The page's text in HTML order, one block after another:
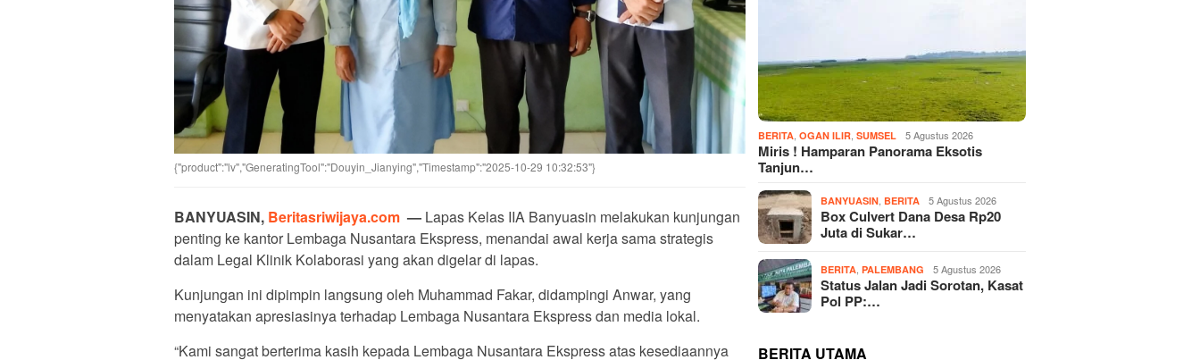
{"product":"lv","GeneratingTool":"Douyin_Jianying","Timestamp":"2025-10-29 10:32:53"}
BANYUASIN, Beritasriwijaya.com — Lapas Kelas IIA Banyuasin melakukan kunjungan
penting ke kantor Lembaga Nusantara Ekspress, menandai awal kerja sama strategis
dalam Legal Klinik Kolaborasi yang akan digelar di lapas.
Kunjungan ini dipimpin langsung oleh Muhammad Fakar, didampingi Anwar, yang
menyatakan apresiasinya terhadap Lembaga Nusantara Ekspress dan media lokal.
“Kami sangat berterima kasih kepada Lembaga Nusantara Ekspress atas kesediaannya
BERITA ,OGAN ILIR ,SUMSEL 5 Agustus 2026
Miris ! Hamparan Panorama Eksotis
Tanjun…
BANYUASIN ,BERITA 5 Agustus 2026
Box Culvert Dana Desa Rp20
Juta di Sukar…
BERITA ,PALEMBANG 5 Agustus 2026
Status Jalan Jadi Sorotan, Kasat
Pol PP:…
BERITA UTAMA